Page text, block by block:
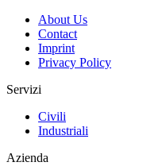
About Us
Contact
Imprint
Privacy Policy
Servizi
Civili
Industriali
Azienda